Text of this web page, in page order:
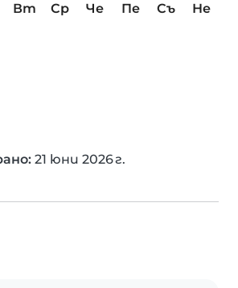
Вт Ср Че Пе Съ
Не
21 юни 2026 г.